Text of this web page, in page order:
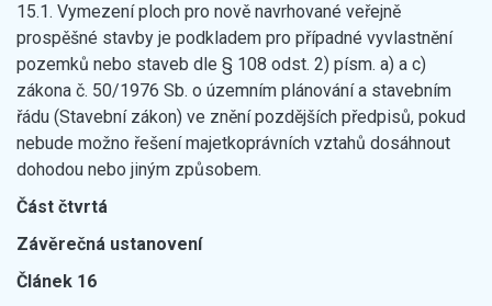
15.1. Vymezení ploch pro nově navrhované veřejně
prospěšné stavby je podkladem pro případné vyvlastnění
pozemků nebo staveb dle § 108 odst. 2) písm. a) a c)
zákona č. 50/1976 Sb. o územním plánování a stavebním
řádu (Stavební zákon) ve znění pozdějších předpisů, pokud
nebude možno řešení majetkoprávních vztahů dosáhnout
dohodou nebo jiným způsobem.
Část čtvrtá
Závěrečná ustanovení
Článek 16